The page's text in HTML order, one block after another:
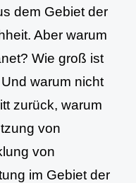
dem Gebiet der
Aber warum
Wie groß ist
warum nicht
zurück, warum
von
von
im Gebiet der